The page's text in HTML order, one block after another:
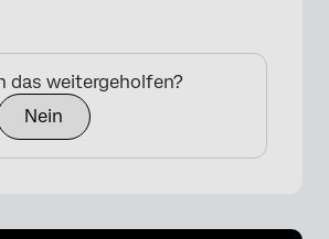
das weitergeholfen?
Nein